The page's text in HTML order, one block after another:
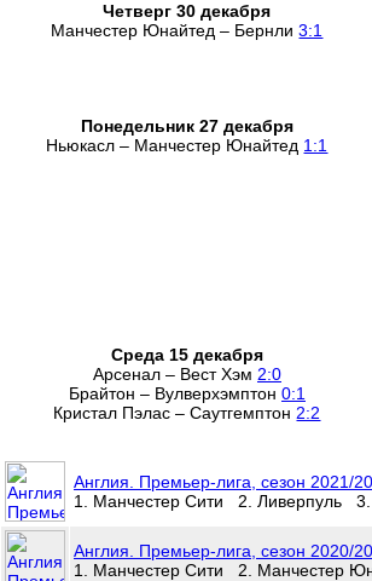
Четверг 30 декабря
Манчестер Юнайтед – Бернли3:1
Понедельник 27 декабря
Ньюкасл – Манчестер Юнайтед 1:1
Среда 15 декабря
Арсенал – Вест Хэм 2:0
Брайтон – Вулверхэмптон 0:1
Кристал Пэлас – Саутгемптон 2:2
Англия. Премьер-лига, сезон 2021/
1. Манчестер Сити 2. Ливерпуль
Англия. Премьер-лига, сезон 2020/
1. Манчестер Сити 2. Манчестер